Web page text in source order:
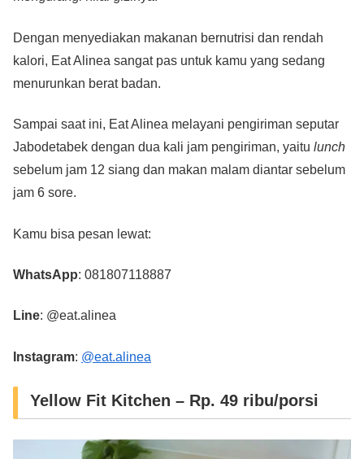
Dengan menyediakan makanan bernutrisi dan rendah
kalori, Eat Alinea sangat pas untuk kamu yang sedang
menurunkan berat badan.
Sampai saat ini, Eat Alinea melayani pengiriman seputar
Jabodetabek dengan dua kali jam pengiriman, yaitu lunch
sebelum jam 12 siang dan makan malam diantar sebelum
jam 6 sore.
Kamu bisa pesan lewat:
WhatsApp: 081807118887
Line: @eat.alinea
Instagram: @eat.alinea
Yellow Fit Kitchen – Rp. 49 ribu/porsi